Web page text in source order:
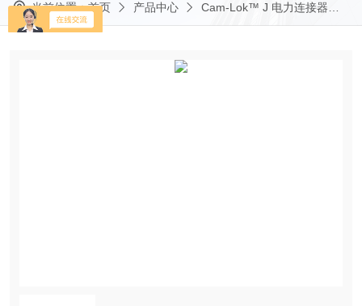
当前位置：首页 产品中心 Cam-Lok™ J 电力连接器